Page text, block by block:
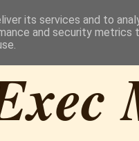
its services and to
and security